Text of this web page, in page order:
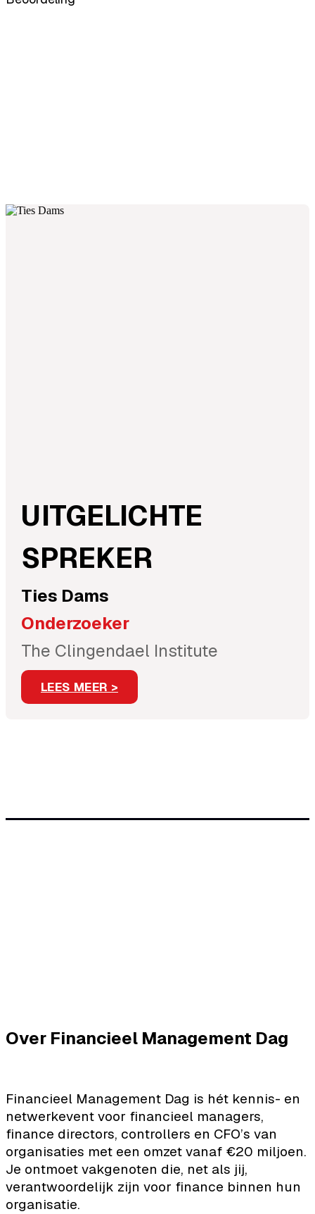
UITGELICHTE
SPREKER
Ties Dams
Onderzoeker
The Clingendael Institute
LEES MEER >
Over Financieel Management Dag
Financieel Management Dag is hét kennis- en
netwerkevent voor financieel managers,
finance directors, controllers en CFO’s van
organisaties met een omzet vanaf €20 miljoen.
Je ontmoet vakgenoten die, net als jij,
verantwoordelijk zijn voor finance binnen hun
organisatie.